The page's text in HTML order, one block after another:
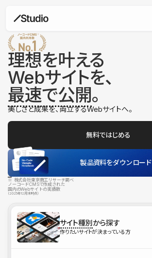
理想を叶える
Webサイトを、
最速で公開。
美しさと成果を、両立するWebサイトへ。
無料ではじめる
製品資料をダウンロード
※ 株式会社東京商工リサーチ調べ
ノーコードCMSで作成された
国内のWebサイトの実績数
（2025年12月末時点）
サイト種別から探す
作りたいサイトが決まっている方